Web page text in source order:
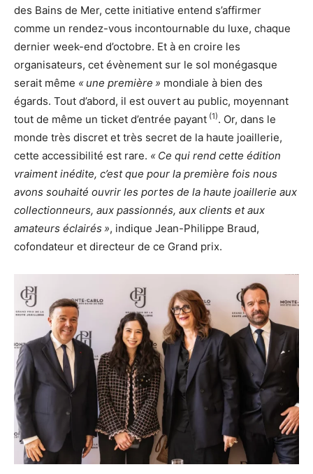
des Bains de Mer, cette initiative entend s’affirmer
comme un rendez-vous incontournable du luxe, chaque
dernier week-end d’octobre. Et à en croire les
organisateurs, cet évènement sur le sol monégasque
serait même « une première » mondiale à bien des
égards. Tout d’abord, il est ouvert au public, moyennant
tout de même un ticket d’entrée payant (1). Or, dans le
monde très discret et très secret de la haute joaillerie,
cette accessibilité est rare. « Ce qui rend cette édition
vraiment inédite, c’est que pour la première fois nous
avons souhaité ouvrir les portes de la haute joaillerie aux
collectionneurs, aux passionnés, aux clients et aux
amateurs éclairés », indique Jean-Philippe Braud,
cofondateur et directeur de ce Grand prix.